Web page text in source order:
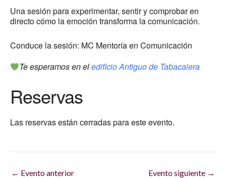
Una sesión para experimentar, sentir y comprobar en
directo cómo la emoción transforma la comunicación.
Conduce la sesión: MC Mentoría en Comunicación
Te esperamos en eledificio Antiguo de Tabacalera
Reservas
Las reservas están cerradas para este evento.
← Evento anterior Evento siguiente →